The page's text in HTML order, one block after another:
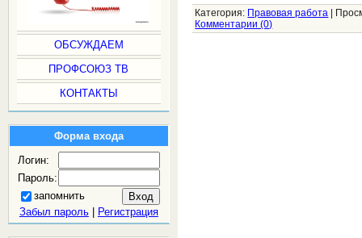
ОБСУЖДАЕМ
ПРОФСОЮЗ ТВ
КОНТАКТЫ
Форма входа
Логин:
Пароль:
запомнить
Забыл пароль| Регистрация
Категория: Правовая работа |
Комментарии (0)